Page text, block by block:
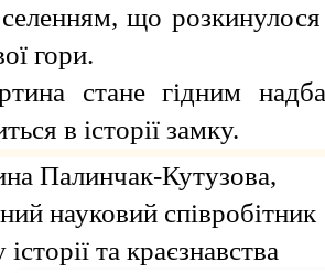
що
гори.
стане гідним
в історії замку.
Палинчак-Кутузова,
науковий співробітник
історії та краєзнавства